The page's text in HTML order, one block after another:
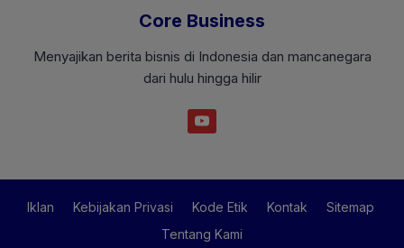
Core Business
Menyajikan berita bisnis di Indonesia dan mancanegara
dari hulu hingga hilir
Iklan Kebijakan Privasi Kode Etik Kontak
Sitemap
Tentang Kami